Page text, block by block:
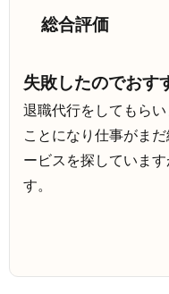
総合評価
失敗したのでおす
退職代行をしてもら
ことになり仕事がま
ービスを探していま
す。